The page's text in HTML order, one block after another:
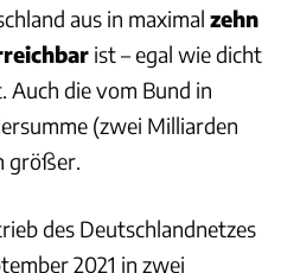
aus in maximal zehn
ist – egal wie dicht
Auch die vom Bund in
(zwei Milliarden
größer.
des Deutschlandnetzes
2021 in zwei